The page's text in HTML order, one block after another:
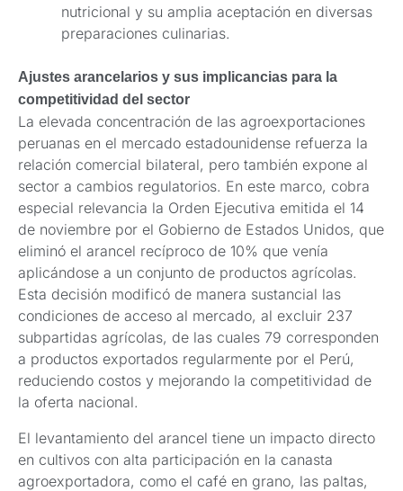
nutricional y su amplia aceptación en diversas
preparaciones culinarias.
Ajustes arancelarios y sus implicancias para la
competitividad del sector
La elevada concentración de las agroexportaciones
peruanas en el mercado estadounidense refuerza la
relación comercial bilateral, pero también expone al
sector a cambios regulatorios. En este marco, cobra
especial relevancia la Orden Ejecutiva emitida el 14
de noviembre por el Gobierno de Estados Unidos, que
eliminó el arancel recíproco de 10% que venía
aplicándose a un conjunto de productos agrícolas.
Esta decisión modificó de manera sustancial las
condiciones de acceso al mercado, al excluir 237
subpartidas agrícolas, de las cuales 79 corresponden
a productos exportados regularmente por el Perú,
reduciendo costos y mejorando la competitividad de
la oferta nacional.
El levantamiento del arancel tiene un impacto directo
en cultivos con alta participación en la canasta
agroexportadora, como el café en grano, las paltas,